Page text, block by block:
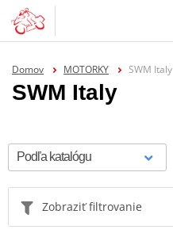
Domov MOTORKY SWM Italy
SWM Italy
Zobraziť filtrovanie